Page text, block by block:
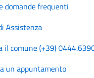
domande frequenti
Assistenza
il comune (+39)
un appuntamento